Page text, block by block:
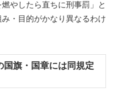
やしたら直ちに刑事罰」と
・目的がかなり異なるわけ
国旗・国章には同規定